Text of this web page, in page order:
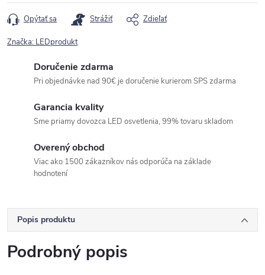
Opýtať sa Strážiť Zdieľať
Značka: LEDprodukt
Doručenie zdarma
Pri objednávke nad 90€ je doručenie kurierom SPS zdarma
Garancia kvality
Sme priamy dovozca LED osvetlenia, 99% tovaru skladom
Overený obchod
Viac ako 1500 zákazníkov nás odporúča na základe
hodnotení
Popis produktu
Podrobný popis